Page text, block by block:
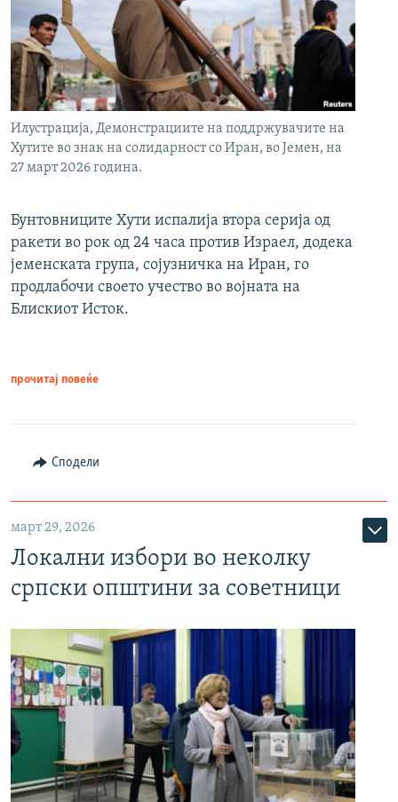
Илустрација, Демонстрациите на поддржувачите на
Хутите во знак на солидарност со Иран, во Јемен, на
27 март 2026 година.
Бунтовниците Хути испалија втора серија од
ракети во рок од 24 часа против Израел, додека
јеменската група, сојузничка на Иран, го
продлабочи своето учество во војната на
Блискиот Исток.
прочитај повеќе
Сподели
март 29, 2026
Локални избори во неколку
српски општини за советници